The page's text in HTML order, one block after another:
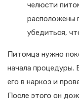
челюсти
расположены
убедиться,
Питомца нужно
начала процедуры.
его в наркоз и
После этого он